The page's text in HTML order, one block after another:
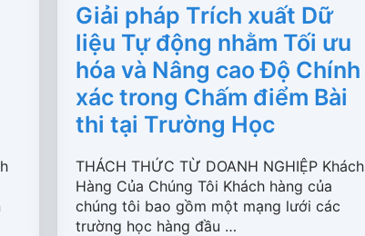
Giải pháp Trích xuất Dữ
liệu Tự động nhằm Tối ưu
hóa và Nâng cao Độ Chính
xác trong Chấm điểm Bài
thi tại Trường Học
THÁCH THỨC TỪ DOANH NGHIỆP Khách
Hàng Của Chúng Tôi Khách hàng của
chúng tôi bao gồm một mạng lưới các
trường học hàng đầu …